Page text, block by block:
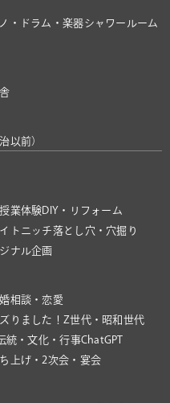
・ドラム・楽器シャワールーム
以前）
授業体験 DIY・リフォーム
ト ニッチ落とし穴・穴掘り
ナル企画
相談・恋愛
りました！ Z世代・昭和世代
統・文化・行事ChatGPT
上げ・2次会・宴会